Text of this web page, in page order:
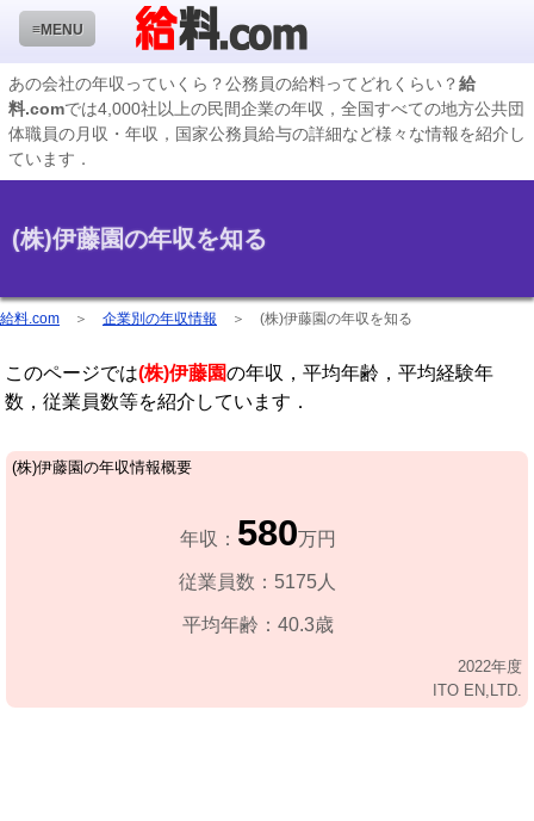
≡MENU
企業検索
年収ランキング
国家公務員編
地方公務員給料検索
収録企業データの状況
あの会社の年収っていくら？公務員の給料ってどれくらい？給
料.comでは4,000社以上の民間企業の年収，全国すべての地方公共団
体職員の月収・年収，国家公務員給与の詳細など様々な情報を紹介し
ています．
(株)伊藤園の年収を知る
給料.com ＞ 企業別の年収情報 ＞ (株)伊藤園の年収を知る
このページでは(株)伊藤園の年収，平均年齢，平均経験年
数，従業員数等を紹介しています．
(株)伊藤園の年収情報概要
年収： 580万円
従業員数：5175人
平均年齢：40.3歳
2022年度
ITO EN,LTD.